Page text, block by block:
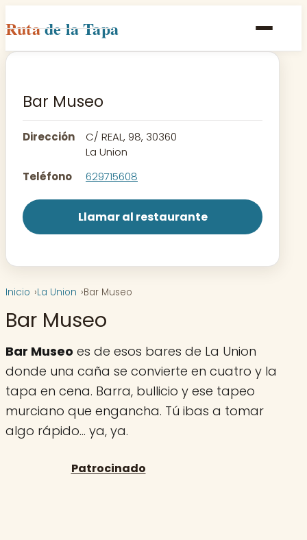
Rutade la Tapa
Inicio
Rutas
Contacto
Bar Museo
Dirección
C/ REAL, 98, 30360
La Union
Teléfono
629715608
Llamar al restaurante
Inicio La Union Bar Museo
Bar Museo
Bar Museo es de esos bares de La Union
donde una caña se convierte en cuatro y la
tapa en cena. Barra, bullicio y ese tapeo
murciano que engancha. Tú ibas a tomar
algo rápido… ya, ya.